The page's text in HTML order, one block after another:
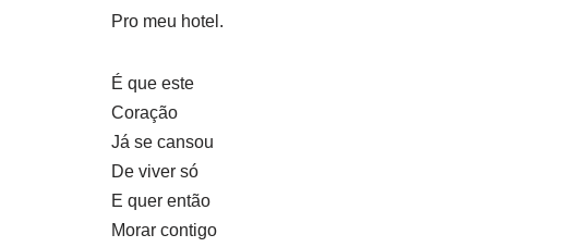
Pro meu hotel.
É que este
Coração
Já se cansou
De viver só
E quer então
Morar contigo